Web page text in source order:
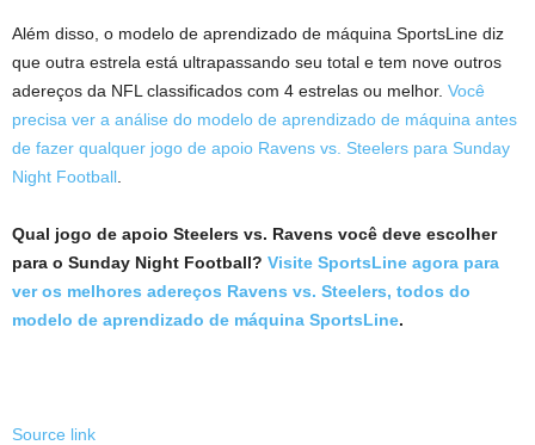
Além disso, o modelo de aprendizado de máquina SportsLine diz
que outra estrela está ultrapassando seu total e tem nove outros
adereços da NFL classificados com 4 estrelas ou melhor. Você
precisa ver a análise do modelo de aprendizado de máquina antes
de fazer qualquer jogo de apoio Ravens vs. Steelers para Sunday
Night Football
Qual jogo de apoio Steelers vs. Ravens você deve escolher
para o Sunday Night Football? Visite SportsLine agora para
ver os melhores adereços Ravens vs. Steelers, todos do
modelo de aprendizado de máquina SportsLine.
Source link